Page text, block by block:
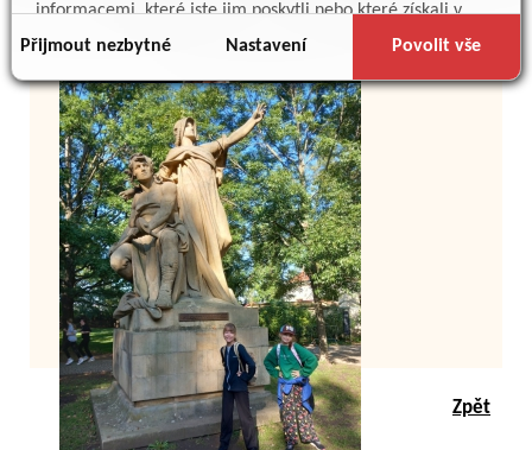
informacemi, které jste jim poskytli nebo které získali v
důsledku toho, že používáte jejich služby.
Přijmout nezbytné Nastavení Povolit vše
Zpět